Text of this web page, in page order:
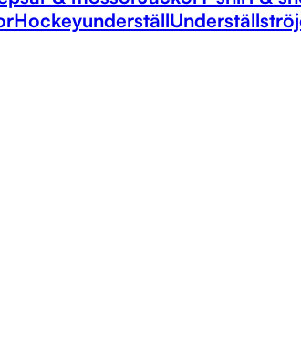
Hockeyunderställ